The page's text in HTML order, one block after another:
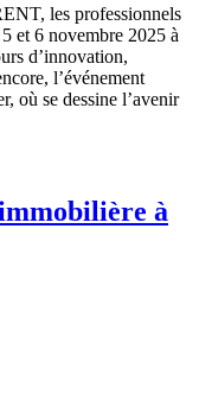
les professionnels
et 6 novembre 2025 à
d’innovation,
l’événement
où se dessine l’avenir
à